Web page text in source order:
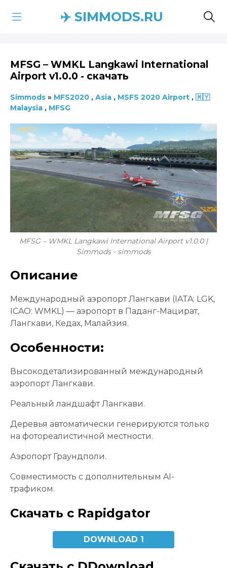
✈️ SIMMODS.RU
MFSG – WMKL Langkawi International
Airport v1.0.0 - скачать
Simmods » MFS2020 , Asia , MSFS 2020 Airport , 🇲🇾
Malaysia , MFSG
MFSG – WMKL Langkawi International Airport v1.0.0 |
Simmods - simmods
Описание
Международный аэропорт Лангкави (IATA: LGK,
ICAO: WMKL) — аэропорт в Паданг-Мацират,
Лангкави, Кедах, Малайзия.
Особенности:
Высокодетализированный международный
аэропорт Лангкави.
Реальный ландшафт Лангкави.
Деревья автоматически генерируются только
на фотореалистичной местности.
Аэропорт Граундполи.
Совместимость с дополнительным AI-
трафиком.
Скачать с Rapidgator
DOWNLOAD 1